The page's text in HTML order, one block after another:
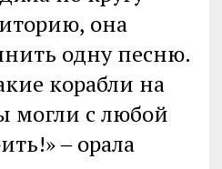
она
одну песню.
корабли на
могли с любой
‒ орала